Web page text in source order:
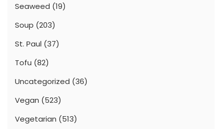
Seaweed (19)
Soup (203)
St. Paul (37)
Tofu (82)
Uncategorized (36)
Vegan (523)
Vegetarian (513)